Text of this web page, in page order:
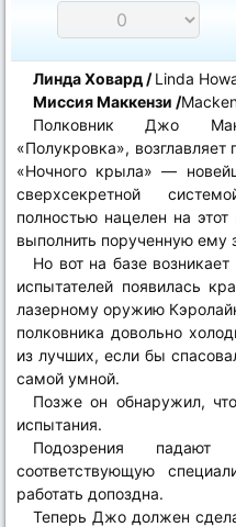
Линда Ховард /Linda
Миссия Маккензи /
Полковник Джо
«Полукровка»,
«Ночного крыла» ―
сверхсекретной
полностью нацелен на
выполнить порученную ему
Но вот на базе
испытателей появилась
лазерному оружию
полковника довольно
из лучших, если бы
самой умной.
Позже он обнаружил,
испытания.
Подозрения
соответствующую
работать допоздна.
Теперь Джо должен